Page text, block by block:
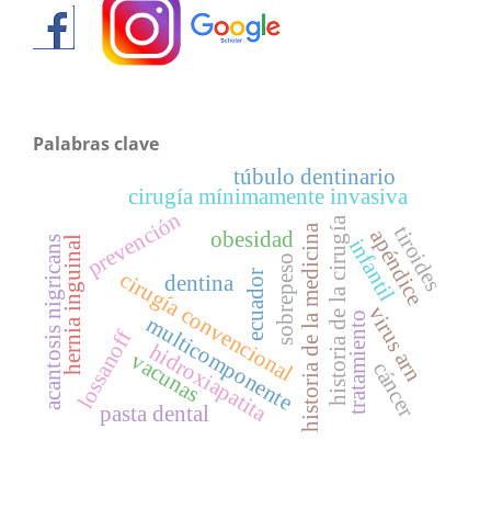
Palabras clave
historia de la medicina
cirugía convencional
cirugía mínimamente invasiva
historia de la cirugía
ecuador
obesidad infantil
prevención
multicomponente tratamiento
hidroxiapatita
dentina
túbulo dentinario
pasta dental
apéndice
hernia inguinallossanoff virus arn
vacunas cáncer
acantosis nigricans sobrepeso tiroides